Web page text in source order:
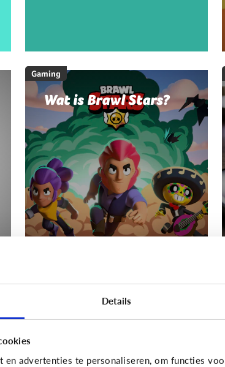
Details
advertenties te personaliseren, om functies
Gaming
Wat is Brawl Stars?
Mijn kind wordt boos
als het moet stoppen